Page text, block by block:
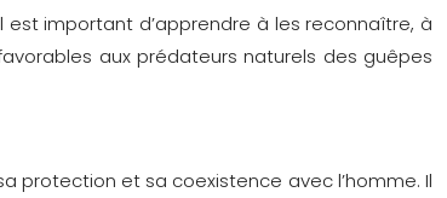
important d’apprendre à les reconnaître, à
aux prédateurs naturels des guêpes
protection et sa coexistence avec l’homme. Il